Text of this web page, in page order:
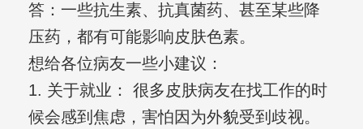
答：一些抗生素、抗真菌药、甚至某些降
压药，都有可能影响皮肤色素。
想给各位病友一些小建议：
1. 关于就业： 很多皮肤病友在找工作的时
候会感到焦虑，害怕因为外貌受到歧视。